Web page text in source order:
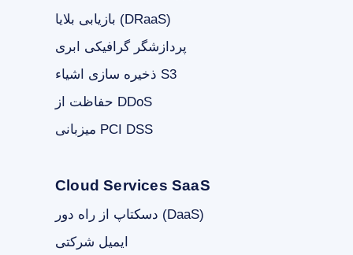
بازیابی بلایا (DRaaS)
پردازشگر گرافیکی ابری
ذخیره سازی اشیاء S3
حفاظت از DDoS
میزبانی PCI DSS
Cloud Services SaaS
دسکتاپ از راه دور (DaaS)
ایمیل شرکتی